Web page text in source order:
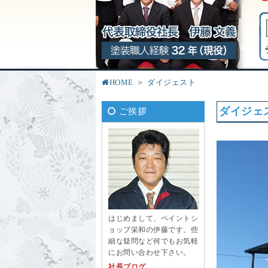
HOME ダイジェスト
ご挨拶
はじめまして、ペイントシ
ョップ栄和の伊藤です。些
細な疑問など何でもお気軽
にお問い合わせ下さい。
ダイジェ